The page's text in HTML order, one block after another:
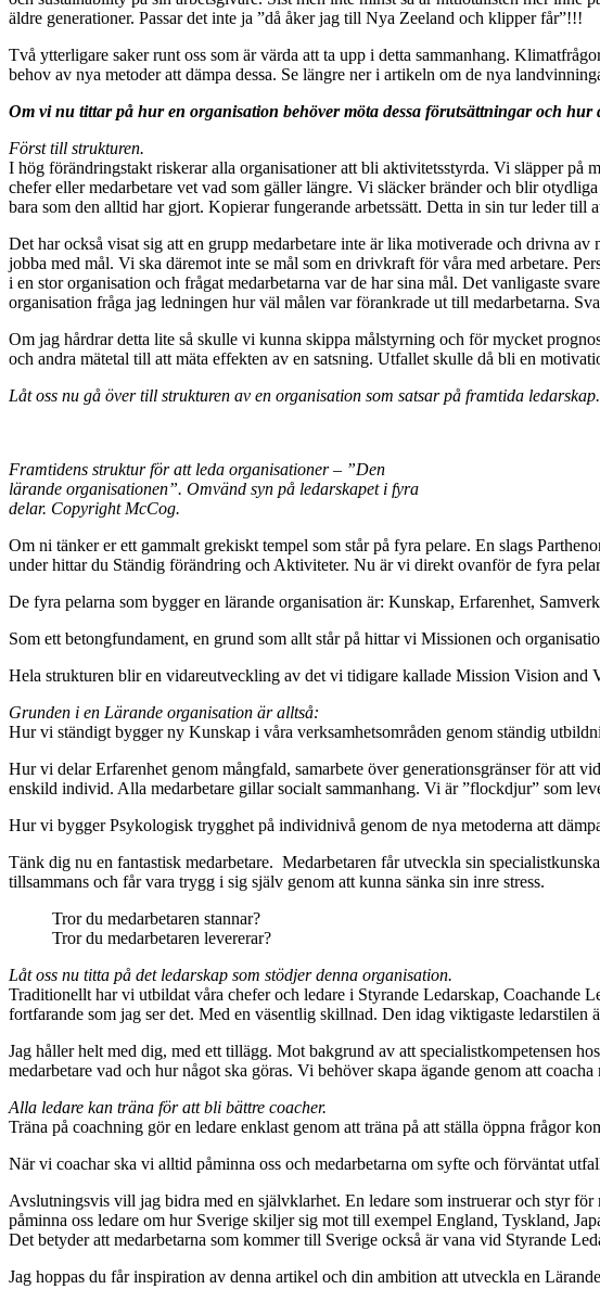
äldre generationer. Passar det inte ja ”då åker jag till Nya Zeeland och klipper får”!!!
Två ytterligare saker runt oss som är värda att ta upp i detta sammanhang.
behov av nya metoder att dämpa dessa. Se längre ner i artikeln om de nya
Om vi nu tittar på hur en organisation behöver möta dessa förutsättningar och hur
Först till strukturen.
I hög förändringstakt riskerar alla organisationer att bli aktivitetsstyrda. Vi släpper på
chefer eller medarbetare vet vad som gäller längre. Vi släcker bränder och blir
bara som den alltid har gjort. Kopierar fungerande arbetssätt. Detta in sin tur leder
Det har också visat sig att en grupp medarbetare inte är lika motiverade och drivna
jobba med mål. Vi ska däremot inte se mål som en drivkraft för våra med arbetare.
i en stor organisation och frågat medarbetarna var de har sina mål. Det vanligaste
organisation fråga jag ledningen hur väl målen var förankrade ut till medarbetarna.
Om jag hårdrar detta lite så skulle vi kunna skippa målstyrning och för mycket
och andra mätetal till att mäta effekten av en satsning. Utfallet skulle då bli en
Låt oss nu gå över till strukturen av en organisation som satsar på framtida ledarskap.
Framtidens struktur för att leda organisationer – ”Den
lärande organisationen”. Omvänd syn på ledarskapet i fyra
delar. Copyright McCog.
Om ni tänker er ett gammalt grekiskt tempel som står på fyra pelare. En slags
under hittar du Ständig förändring och Aktiviteter. Nu är vi direkt ovanför de fyra
De fyra pelarna som bygger en lärande organisation är: Kunskap, Erfarenhet,
Som ett betongfundament, en grund som allt står på hittar vi Missionen och
Hela strukturen blir en vidareutveckling av det vi tidigare kallade Mission Vision and
Grunden i en Lärande organisation är alltså:
Hur vi ständigt bygger ny Kunskap i våra verksamhetsområden genom ständig
Hur vi delar Erfarenhet genom mångfald, samarbete över generationsgränser för att
enskild individ. Alla medarbetare gillar socialt sammanhang. Vi är ”flockdjur” som
Hur vi bygger Psykologisk trygghet på individnivå genom de nya metoderna att
Tänk dig nu en fantastisk medarbetare. Medarbetaren får utveckla sin
tillsammans och får vara trygg i sig själv genom att kunna sänka sin inre stress.
Tror du medarbetaren stannar?
Tror du medarbetaren levererar?
Låt oss nu titta på det ledarskap som stödjer denna organisation.
Traditionellt har vi utbildat våra chefer och ledare i Styrande Ledarskap, Coachande
fortfarande som jag ser det. Med en väsentlig skillnad. Den idag viktigaste ledarstilen
Jag håller helt med dig, med ett tillägg. Mot bakgrund av att specialistkompetensen
medarbetare vad och hur något ska göras. Vi behöver skapa ägande genom att
Alla ledare kan träna för att bli bättre coacher.
Träna på coachning gör en ledare enklast genom att träna på att ställa öppna frågor
När vi coachar ska vi alltid påminna oss och medarbetarna om syfte och förväntat
Avslutningsvis vill jag bidra med en självklarhet. En ledare som instruerar och styr
påminna oss ledare om hur Sverige skiljer sig mot till exempel England, Tyskland,
Det betyder att medarbetarna som kommer till Sverige också är vana vid Styrande
Jag hoppas du får inspiration av denna artikel och din ambition att utveckla en